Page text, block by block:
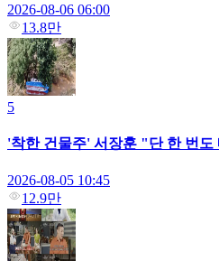
2026-08-06 06:00
13.8만
5
'착한 건물주' 서장훈 "단 한 번
2026-08-05 10:45
12.9만